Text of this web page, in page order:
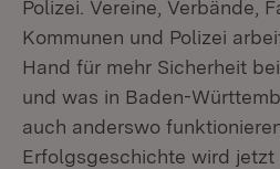
Polizei. Vereine, Verbände,
Kommunen und Polizei
Hand für mehr Sicherheit
und was in Baden-
auch anderswo
Erfolgsgeschichte wird